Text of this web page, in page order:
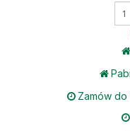
Zamów do